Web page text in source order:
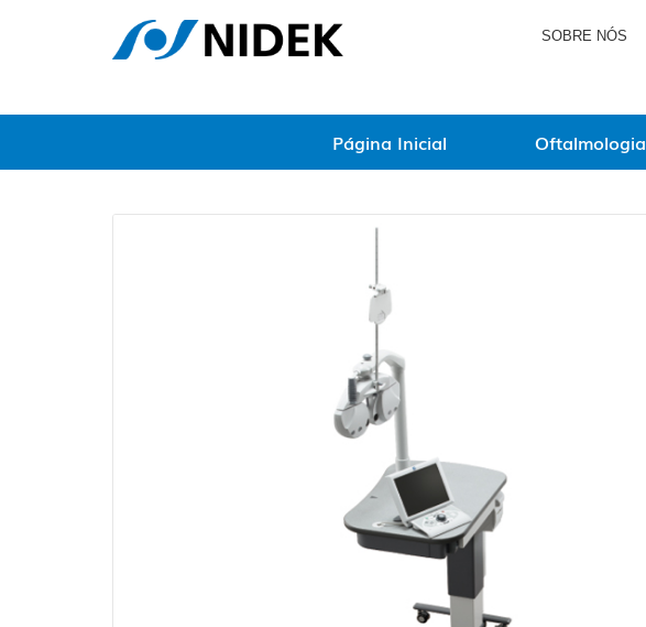
SOBRE NÓS
Página Inicial Oftalmologia